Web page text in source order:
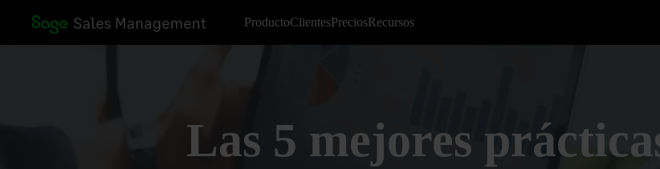
ProductoClientesPreciosRecursos
Las 5 mejores